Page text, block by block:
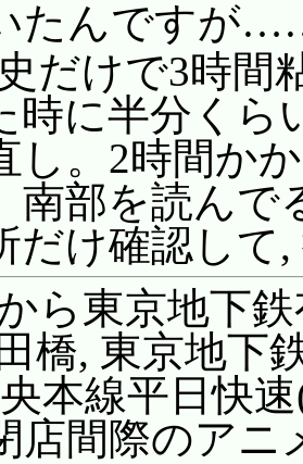
たんですが
だけで3時間
時に半分くら
し。2時間か
南部を読ん
だけ確認して,
ら東京地下
橋, 東京地下
本線平日快
店間際のアニ